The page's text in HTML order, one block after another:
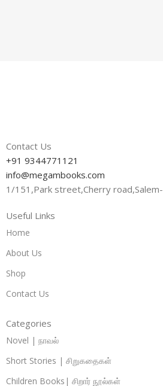
Contact Us
+91 9344771121
info@megambooks.com
1/151,Park street,Cherry
Useful Links
Home
About Us
Shop
Contact Us
Categories
Novel | நாவல்
Short Stories | சிறுகதைகள்
Children Books| சிறார் நூல்கள்